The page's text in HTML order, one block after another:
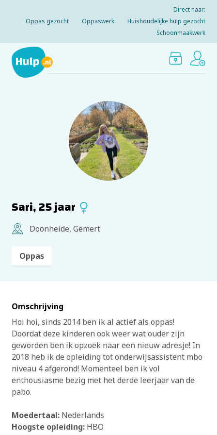
Direct naar:
Oppas gezocht
Oppaswerk
Huishoudelijke hulp gezocht
Schoonmaakwerk
Sari, 25 jaar
Doonheide, Gemert
Oppas
Omschrijving
Hoi hoi, sinds 2014 ben ik al actief als oppas!
Doordat deze kinderen ook weer wat ouder zijn
geworden ben ik opzoek naar een nieuw adresje! In
2018 heb ik de opleiding tot onderwijsassistent mbo
niveau 4 afgerond! Momenteel ben ik vol
enthousiasme bezig met het derde leerjaar van de
pabo.
Moedertaal: Nederlands
Hoogste opleiding: HBO